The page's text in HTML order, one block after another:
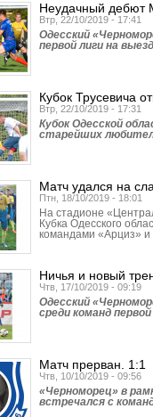
Неудачный дебют
Втр, 22/10/2019 - 17:41
Одесский
первой лиги на
Кубок Трусевича
Втр, 22/10/2019 - 17:31
Кубок Одесской
старейших
Матч удался на
Птн, 18/10/2019 - 18:01
На стадионе
Кубка Одесского
командами «Арциз»
Ничья и новый
Чтв, 17/10/2019 - 09:19
Одесский
среди команд
Матч прерван. 1:1
Чтв, 10/10/2019 - 09:56
«Черноморец» в
встречался с